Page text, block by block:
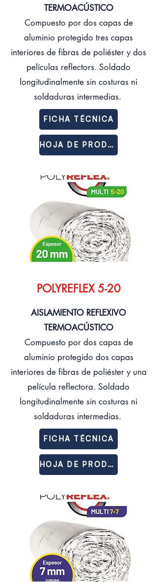
TERMOACÚSTICO
Compuesto por dos capas de
aluminio protegido tres capas
interiores de fibras de poliéster y dos
películas reflectors. Soldado
longitudinalmente sin costuras ni
soldaduras intermedias.
FICHA TÉCNICA
HOJA DE PRODUCTO
POLYREFLEX 5-20
AISLAMIENTO REFLEXIVO
TERMOACÚSTICO
Compuesto por dos capas de
aluminio protegido dos capas
interiores de fibras de poliéster y una
película reflectora. Soldado
longitudinalmente sin costuras ni
soldaduras intermedias.
FICHA TÉCNICA
HOJA DE PRODUCTO